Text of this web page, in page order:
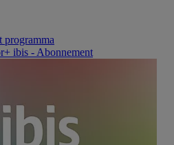
programma
ibis - Abonnement